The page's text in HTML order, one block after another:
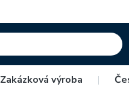
Zakázková výroba |